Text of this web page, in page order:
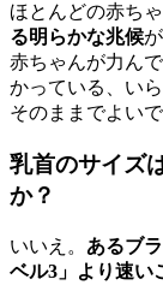
ほとんどの赤ち
る明らかな兆候
赤ちゃんが力ん
かっている、い
そのままでよいで
乳首のサイズ
か？
いいえ。 あるブ
ベル3」より速い